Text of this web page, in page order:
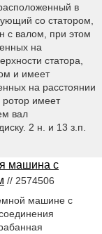
в
со статором,
с валом, при этом
на
статора,
и имеет
на расстоянии
имеет
вал
2 н. и 13 з.п.
машина с
// 2574506
машине с